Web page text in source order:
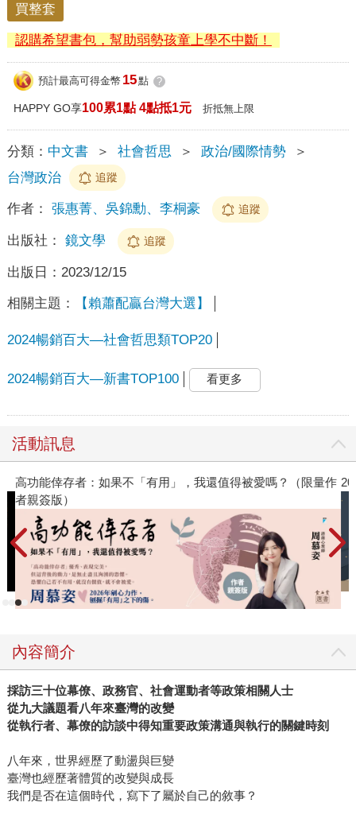
買整套
認購希望書包，幫助弱勢孩童上學不中斷！
預計最高可得金幣 15點 ?
HAPPY GO享100累1點 4點抵1元 折抵無上限
分類： 中文書 ＞ 社會哲思 ＞ 政治/國際情勢
＞
台灣政治
追蹤
作者： 張惠菁、吳錦勳、李桐豪 追蹤
出版社： 鏡文學 追蹤
出版日： 2023/12/15
相關主題： 【賴蕭配贏台灣大選】
2024暢銷百大—社會哲思類TOP20
2024暢銷百大—新書TOP100 看更多
活動訊息
高功能倖存者：如果不「有用」，我還值得被愛嗎？（限量作
者親簽版）
內容簡介
採訪三十位幕僚、政務官、社會運動者等政策相關人士
從九大議題看八年來臺灣的改變
從執行者、幕僚的訪談中得知重要政策溝通與執行的關鍵時刻
八年來，世界經歷了動盪與巨變
臺灣也經歷著體質的改變與成長
我們是否在這個時代，寫下了屬於自己的敘事？